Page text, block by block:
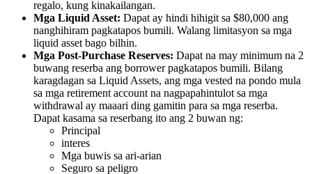
regalo, kung kinakailangan.
Mga Liquid Asset: Dapat ay hindi hihigit sa $80,000 ang
nanghihiram pagkatapos bumili. Walang limitasyon sa mga
liquid asset bago bilhin.
Mga Post-Purchase Reserves: Dapat na may minimum na 2
buwang reserba ang borrower pagkatapos bumili. Bilang
karagdagan sa Liquid Assets, ang mga vested na pondo mula
sa mga retirement account na nagpapahintulot sa mga
withdrawal ay maaari ding gamitin para sa mga reserba.
Dapat kasama sa reserbang ito ang 2 buwan ng:
Principal
interes
Mga buwis sa ari-arian
Seguro sa peligro